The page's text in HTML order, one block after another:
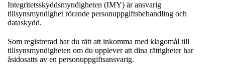
Integritetsskyddsmyndigheten (IMY) är ansvarig
tillsynsmyndighet rörande personuppgiftsbehandling och
dataskydd.
Som registrerad har du rätt att inkomma med klagomål till
tillsynsmyndigheten om du upplever att dina rättigheter har
åsidosatts av en personuppgiftsansvarig.